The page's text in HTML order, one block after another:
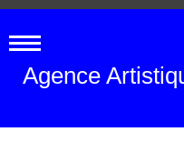
Agence